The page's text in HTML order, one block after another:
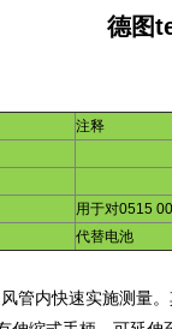
德图
注释
用于对0515
代替电池
管内快速实施测量